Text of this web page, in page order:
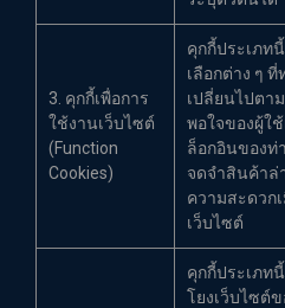
3. คุกกี้เพื่อการ
ใช้งานเว็บไซต์
(Function
Cookies)
คุกกี้ประเภท
เลือกต่าง ๆ
เปลี่ยนไปตา
พอใจของผู้ใ
ล็อกอินของท่
จดจำสินค้าล่
ความสะดวก
เว็บไซต์
คุกกี้ประเภท
โยงเว็บไซต์